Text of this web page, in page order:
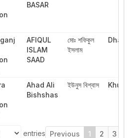
BASAR
AFIQUL
ISLAM
SAAD
মোঃ শফিকুল
ইসলাম
Dhaka
Ahad Ali
Bishshas
ইউনুস বিশ্বাস Khulna
entries Previous 1 2 3